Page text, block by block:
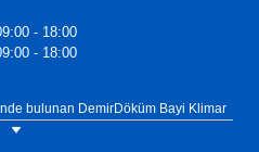
- 18:00
- 18:00
bulunan DemirDöküm Bayi Klimar
Tel: 0(535) 368 61 39